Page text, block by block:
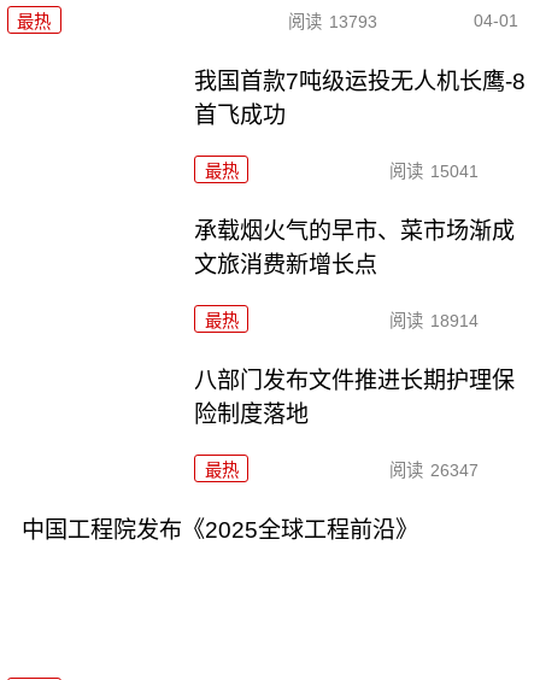
最热 阅读 13793 04-01
我国首款7吨级运投无人机长鹰-8
首飞成功
最热 阅读 15041
承载烟火气的早市、菜市场渐成
文旅消费新增长点
最热 阅读 18914
八部门发布文件推进长期护理保
险制度落地
最热 阅读 26347
中国工程院发布《2025全球工程前沿》